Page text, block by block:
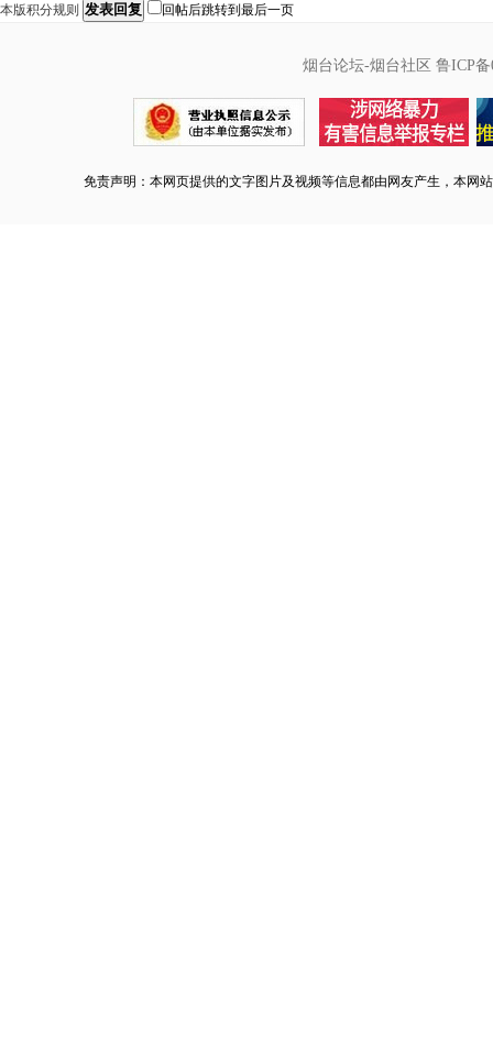
本版积分规则 发表回复 回帖后跳转到最后一页
烟台论坛-烟台社区 鲁ICP备
免责声明：本网页提供的文字图片及视频等信息都由网友产生，本网